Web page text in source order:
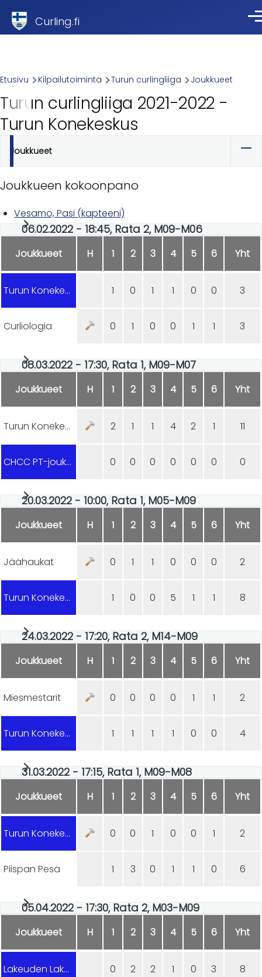
Curling.fi
Breadcrumb
Etusivu Kilpailutoiminta Turun curlingliiga Joukkueet
Turun curlingliiga 2021-2022 -
Turun Konekeskus
Ensisijaiset
välilehdet
Joukkueet
Joukkueen kokoonpano
Vesamo, Pasi (kapteeni)
06.02.2022 - 18:45, Rata 2, M09-M06
Joukkueet H 1 2 3 4 5 6 Yht
Turun Konekeskus 1 0 1 1 0 0 3
Curliologia 0 1 0 0 1 1 3
08.03.2022 - 17:30, Rata 1, M09-M07
Joukkueet H 1 2 3 4 5 6 Yht
Turun Konekeskus 2 1 1 4 2 1 11
CHCC PT-joukkue 0 0 0 0 0 0 0
20.03.2022 - 10:00, Rata 1, M05-M09
Joukkueet H 1 2 3 4 5 6 Yht
Jäähaukat 0 1 1 0 0 0 2
Turun Konekeskus 1 0 0 5 1 1 8
24.03.2022 - 17:20, Rata 2, M14-M09
Joukkueet H 1 2 3 4 5 6 Yht
Miesmestarit 0 0 0 0 1 1 2
Turun Konekeskus 1 1 1 1 0 0 4
31.03.2022 - 17:15, Rata 1, M09-M08
Joukkueet H 1 2 3 4 5 6 Yht
Turun Konekeskus 0 0 1 0 0 1 2
Piispan Pesä 1 3 0 1 1 0 6
05.04.2022 - 17:30, Rata 2, M03-M09
Joukkueet H 1 2 3 4 5 6 Yht
Lakeuden Lakaisijat 0 2 2 1 0 3 8